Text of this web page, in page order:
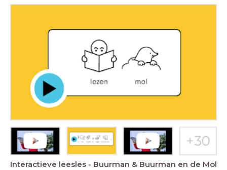
Interactieve leesles - Buurman & Buurman en de Mol